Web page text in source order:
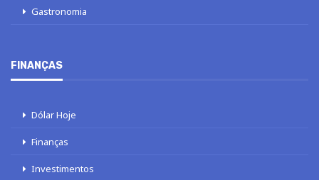
Gastronomia
FINANÇAS
Dólar Hoje
Finanças
Investimentos